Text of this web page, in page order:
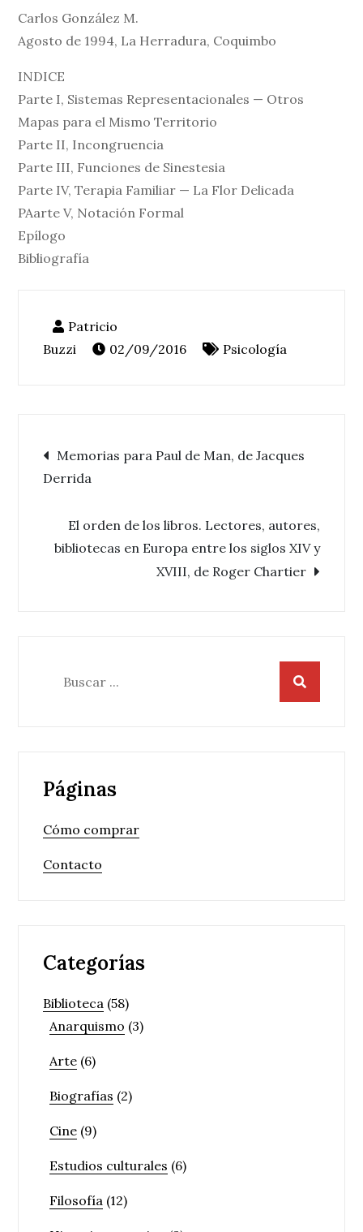
Carlos González M.
Agosto de 1994, La Herradura, Coquimbo
INDICE
Parte I, Sistemas Representacionales — Otros
Mapas para el Mismo Territorio
Parte II, Incongruencia
Parte III, Funciones de Sinestesia
Parte IV, Terapia Familiar — La Flor Delicada
PAarte V, Notación Formal
Epílogo
Bibliografía
02/09/2016 Psicología
Navegación
de
entradas
Memorias para Paul de Man, de Jacques
Derrida
El orden de los libros. Lectores, autores,
bibliotecas en Europa entre los siglos XIV y
XVIII, de Roger Chartier
Páginas
Cómo comprar
Contacto
Categorías
Biblioteca (58)
Anarquismo (3)
Arte (6)
Biografías (2)
Cine (9)
Estudios culturales (6)
Filosofía (12)